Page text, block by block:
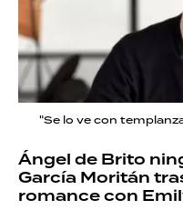
"Se lo ve con
Ángel de Brito
García Moritán
romance con